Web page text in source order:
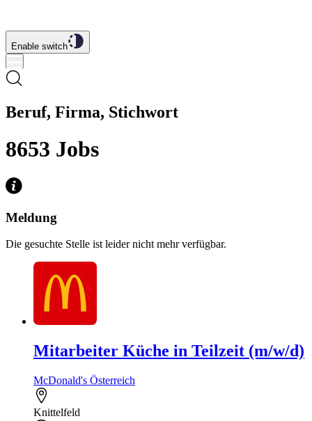
Enable switch
Beruf, Firma, Stichwort
8653 Jobs
Meldung
Die gesuchte Stelle ist leider nicht mehr verfügbar.
Mitarbeiter Küche in Teilzeit (m/w/d)
McDonald's Österreich
Knittelfeld